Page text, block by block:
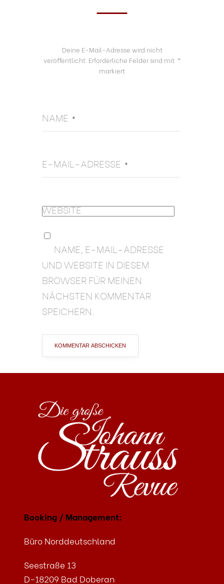
Deine E-Mail-Adresse wird nicht
veröffentlicht. Erforderliche Felder sind mit *
markiert
NAME *
E-MAIL-ADRESSE *
WEBSITE
NAME, E-MAIL-ADRESSE
UND WEBSITE IN DIESEM
BROWSER FÜR MEINEN
NÄCHSTEN KOMMENTAR
SPEICHERN.
Booking / Management:
Büro Norddeutschland
Seestraße 13
D-18209 Bad Doberan